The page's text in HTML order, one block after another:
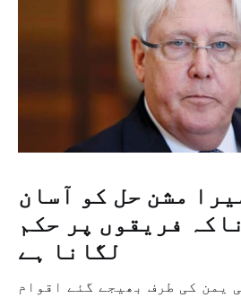
مشن حل کو آسان
فریقوں پر حکم
لگانا ہے
یمن کی طرف بھیجے گئے اقوام